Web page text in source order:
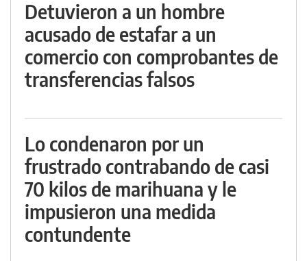
Detuvieron a un hombre
acusado de estafar a un
comercio con comprobantes de
transferencias falsos
Lo condenaron por un
frustrado contrabando de casi
70 kilos de marihuana y le
impusieron una medida
contundente